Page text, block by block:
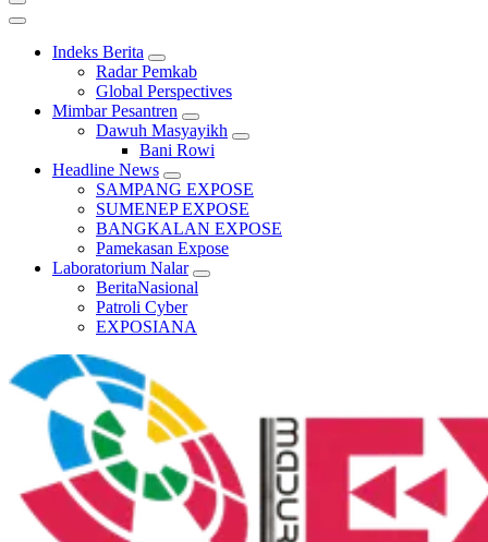
Indeks Berita
Radar Pemkab
Global Perspectives
Mimbar Pesantren
Dawuh Masyayikh
Bani Rowi
Headline News
SAMPANG EXPOSE
SUMENEP EXPOSE
BANGKALAN EXPOSE
Pamekasan Expose
Laboratorium Nalar
BeritaNasional
Patroli Cyber
EXPOSIANA